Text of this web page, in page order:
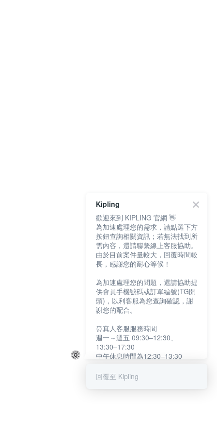
Kipling
歡迎來到 KIPLING 官網 👋
為加速處理您的需求，請點選下方
按鈕查詢相關資訊；若無法找到所
需內容，還請聯繫線上客服協助。
由於目前案件量較大，回覆時間較
長，感謝您的耐心等候！
為加速處理您的問題，還請協助提
供會員手機號碼或訂單編號(TG開
頭)，以利客服為您查詢確認，謝
謝您的配合。
⏰真人客服服務時間
週一～週五 09:30–12:30、
13:30–17:30
中午休息時間為12:30–13:30
提醒您：系統會自動已讀訊息，如
回覆至 Kipling